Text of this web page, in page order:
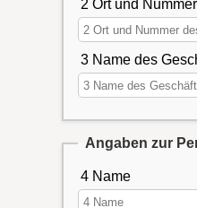
3 Name des
Angaben zur
4 Name